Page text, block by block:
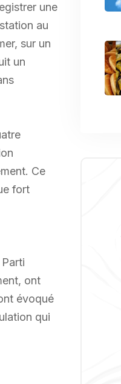
une
au
sur un
un
Ce
fort
ont
évoqué
qui